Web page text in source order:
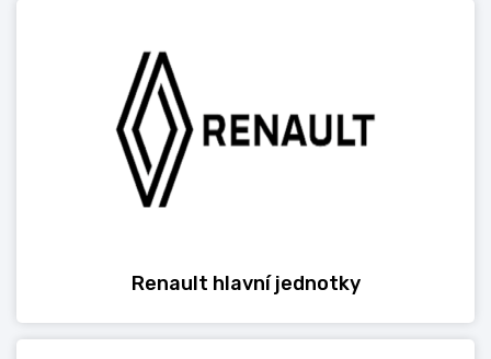
Renault hlavní jednotky